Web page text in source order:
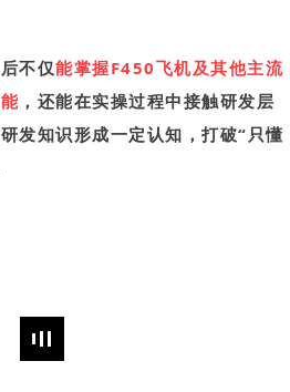
不仅能掌握F450飞机及其他主流
，还能在实操过程中接触研发层
发知识形成一定认知，打破“只懂